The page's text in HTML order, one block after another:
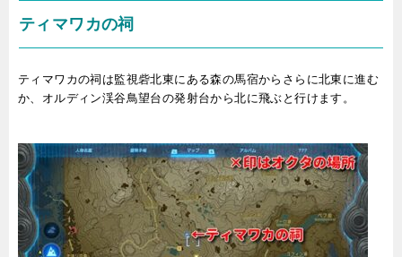
ティマワカの祠
ティマワカの祠は監視砦北東にある森の馬宿からさらに北東に進む
か、オルディン渓谷鳥望台の発射台から北に飛ぶと行けます。